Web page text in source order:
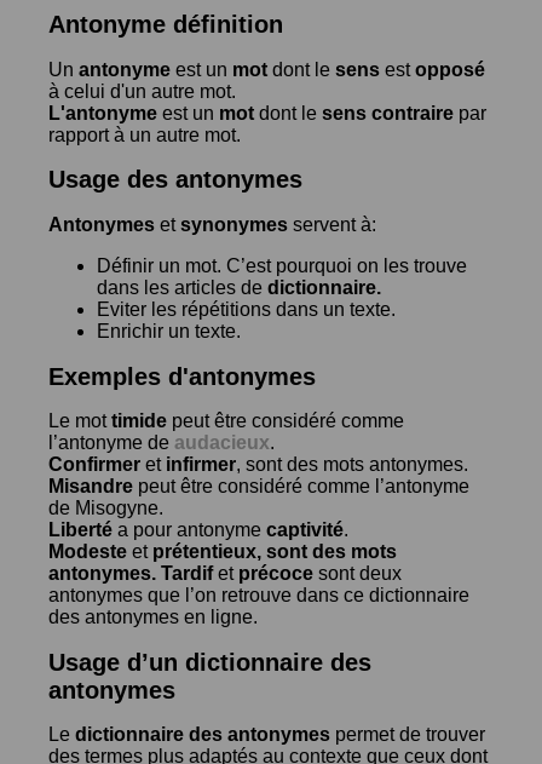
Antonyme définition
Un antonyme est un mot dont le sens estopposé
à celui d'un autre mot.
L'antonyme est un mot dont le sens contraire par
rapport à un autre mot.
Usage des antonymes
Antonymes etsynonymes servent à:
Définir un mot. C’est pourquoi on les trouve
dans les articles de dictionnaire.
Eviter les répétitions dans un texte.
Enrichir un texte.
Exemples d'antonymes
Le mottimide peut être considéré comme
l’antonyme de audacieux.
Confirmer et infirmer, sont des mots antonymes.
Misandre peut être considéré comme l’antonyme
de Misogyne.
Liberté a pour antonyme captivité.
Modeste et prétentieux, sont des mots
antonymes. Tardifet précoce sont deux
antonymes que l’on retrouve dans ce dictionnaire
des antonymes en ligne.
Usage d’un dictionnaire des
antonymes
Le dictionnaire des antonymes permet de trouver
des termes plus adaptés au contexte que ceux dont